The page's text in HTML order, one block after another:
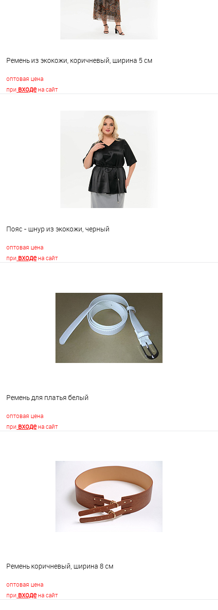
Ремень из экокожи, коричневый, ширина 5 см
оптовая цена
при входена сайт
В корзину
Пояс - шнур из экокожи, черный
оптовая цена
при входена сайт
Недоступно
Ремень для платья белый
оптовая цена
при входена сайт
В наличии
Ремень коричневый, ширина 8 см
оптовая цена
при входена сайт